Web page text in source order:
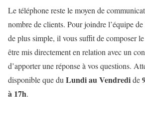
Le téléphone reste le moyen de
nombre de clients. Pour joindre l’équipe
de plus simple, il vous suffit de composer le
être mis directement en relation avec un
d’apporter une réponse à vos questions.
disponible que du Lundi au Vendredide
à 17h.